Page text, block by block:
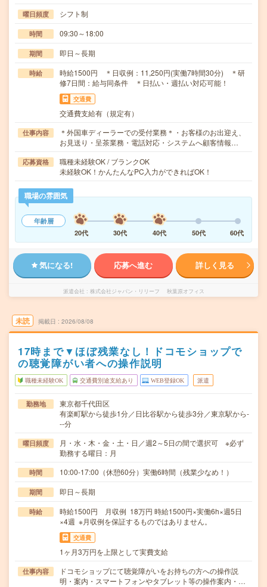
曜日頻度 シフト制
時間 09:30～18:00
期間 即日～長期
時給
時給1500円 ＊日収例：11,250円(実働7時間30分) ＊研
修7日間：給与同条件 ＊日払い・週払い対応可能！
交通費
交通費支給有（規定有）
仕事内容
＊外国車ディーラーでの受付業務＊・お客様のお出迎え、
お見送り・呈茶業務・電話対応・システムへ顧客情報…
応募資格
職種未経験OK / ブランクOK
未経験OK！かんたんなPC入力ができればOK！
職場の雰囲気
年齢層
20代
30代 40代 50代 60代
気になる! 応募へ進む 詳しく見る
派遣会社 株式会社ジャパン・リリーフ 秋葉原オフィス
未読 掲載日 2026/08/08
17時まで▼ほぼ残業なし！ドコモショップで
の聴覚障がい者への操作説明
職種未経験OK 交通費別途支給あり WEB登録OK 派遣
勤務地
東京都千代田区
有楽町駅から徒歩1分／日比谷駅から徒歩3分／東京駅から-
--分
曜日頻度
月・水・木・金・土・日／週2～5日の間で選択可 ※必ず
勤務する曜日：月
時間 10:00-17:00（休憩60分）実働6時間（残業少なめ！）
期間 即日～長期
時給
時給1500円 月収例 18万円 時給1500円×実働6h×週5日
×4週 ※月収例を保証するものではありません。
交通費
1ヶ月3万円を上限として実費支給
仕事内容
ドコモショップにて聴覚障がいをお持ちの方への操作説
明・案内・スマートフォンやタブレット等の操作案内・…